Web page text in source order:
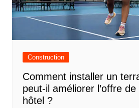
Construction
Comment installer un
peut-il améliorer l’offre de
hôtel ?